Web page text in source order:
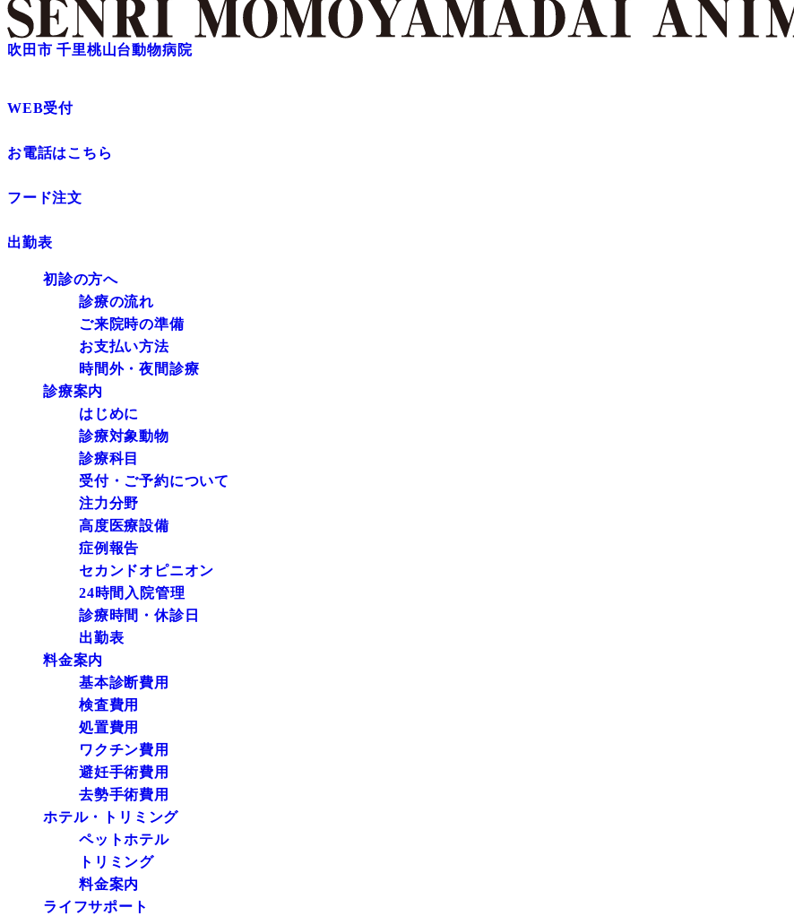
吹田市 千里桃山台動物病院
WEB受付
お電話はこちら
フード注文
出勤表
初診の方へ
診療の流れ
ご来院時の準備
お支払い方法
時間外・夜間診療
診療案内
はじめに
診療対象動物
診療科目
受付・ご予約について
注力分野
高度医療設備
症例報告
セカンドオピニオン
24時間入院管理
診療時間・休診日
出勤表
料金案内
基本診断費用
検査費用
処置費用
ワクチン費用
避妊手術費用
去勢手術費用
ホテル・トリミング
ペットホテル
トリミング
料金案内
ライフサポート